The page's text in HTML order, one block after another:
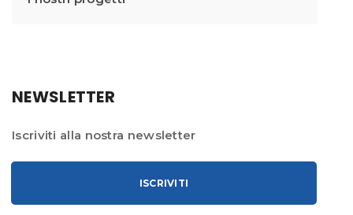
NEWSLETTER
Iscriviti alla nostra newsletter
ISCRIVITI